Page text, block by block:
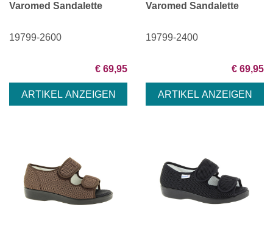
Varomed Sandalette
19799-2600
€ 69,95
Varomed Sandalette
19799-2400
€ 69,95